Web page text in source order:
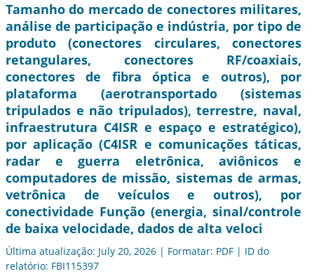
Tamanho do mercado de conectores militares,
análise de participação e indústria, por tipo de
produto (conectores circulares, conectores
retangulares, conectores RF/coaxiais,
conectores de fibra óptica e outros), por
plataforma (aerotransportado (sistemas
tripulados e não tripulados), terrestre, naval,
infraestrutura C4ISR e espaço e estratégico),
por aplicação (C4ISR e comunicações táticas,
radar e guerra eletrônica, aviônicos e
computadores de missão, sistemas de armas,
vetrônica de veículos e outros), por
conectividade Função (energia, sinal/controle
de baixa velocidade, dados de alta veloci
Última atualização: July 20, 2026 | Formatar: PDF | ID do
relatório: FBI115397